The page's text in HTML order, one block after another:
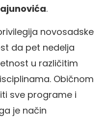
.
novosadske
da pet nedelja
u različitim
Običnom
sve programe i
je način